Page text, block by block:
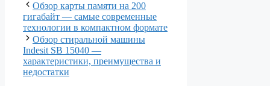
Обзор карты памяти на 200
гигабайт — самые современные
технологии в компактном формате
Обзор стиральной машины
Indesit SB 15040 —
характеристики, преимущества и
недостатки